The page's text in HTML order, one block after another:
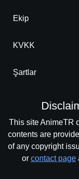
Ekip
KVKK
Şartlar
This site AnimeTR
contents are
of any copyright
or contact page